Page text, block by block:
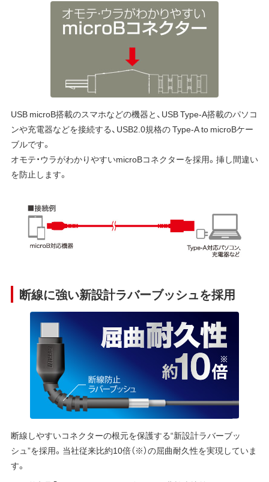
USB microB搭載のスマホなどの機器と、USB Type-A搭載のパソコ
ンや充電器などを接続する、USB2.0規格の Type-A to microBケー
ブルです。
オモテ・ウラがわかりやすいmicroBコネクターを採用。挿し間違い
を防止します。
断線に強い新設計ラバーブッシュを採用
断線しやすいコネクターの根元を保護する“新設計ラバーブッ
シュ”を採用。当社従来比約10倍（※）の屈曲耐久性を実現していま
す。